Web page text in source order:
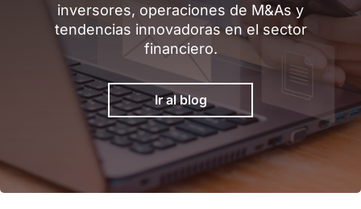
inversores, operaciones de M&As y
tendencias innovadoras en el sector
financiero.
Ir al blog